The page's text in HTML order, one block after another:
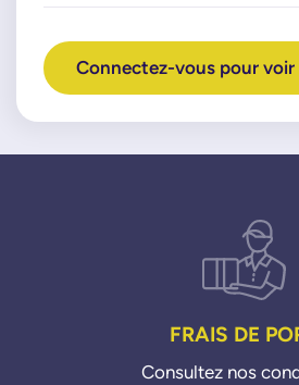
Connectez-vous pour voir
FRAIS DE
Consultez nos